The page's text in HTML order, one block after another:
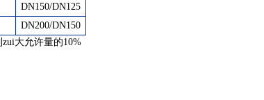
DN150/DN125
DN200/DN150
大允许量的10%